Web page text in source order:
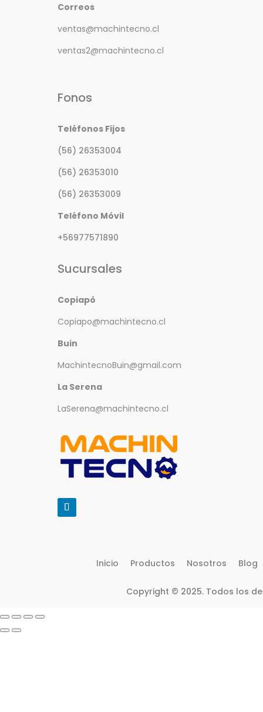
Correos
ventas@machintecno.cl
ventas2@machintecno.cl
Fonos
Teléfonos Fijos
(56) 26353004
(56) 26353010
(56) 26353009
Teléfono Móvil
+56977571890
Sucursales
Copiapó
Copiapo@machintecno.cl
Buin
MachintecnoBuin@gmail.com
La Serena
LaSerena@machintecno.cl
Inicio Productos Nosotros Blog
Copyright © 2025. Todos los